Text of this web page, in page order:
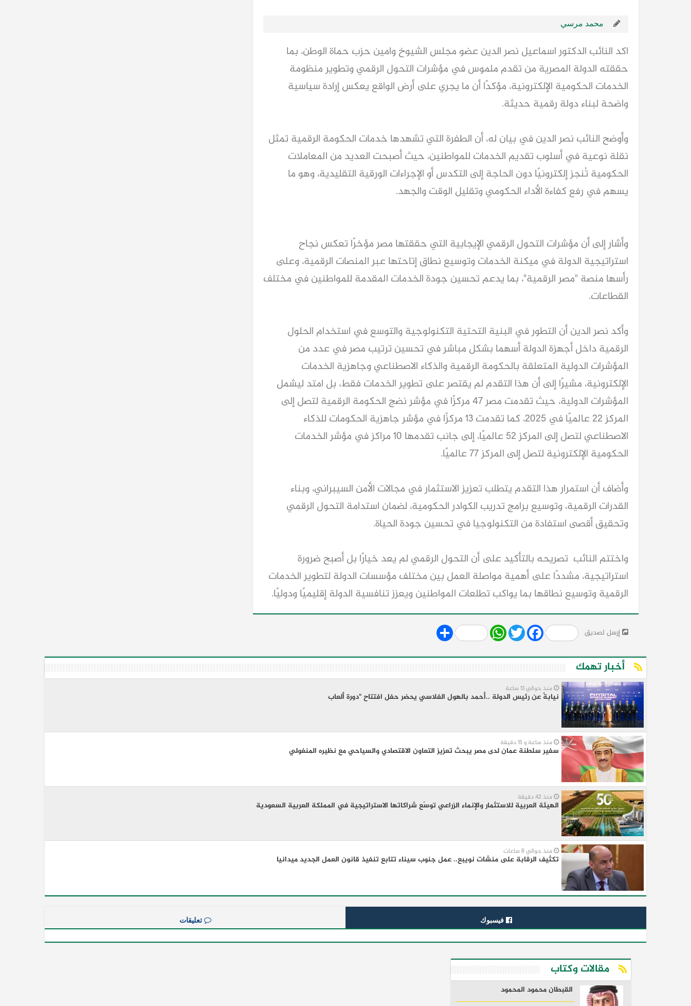
محمد مرسي
اكد النائب الدكتور اسماعيل نصر الدين عضو مجلس الشيوخ وامين حزب حماة الوطن، بما
حققته الدولة المصرية من تقدم ملموس في مؤشرات التحول الرقمي وتطوير منظومة
الخدمات الحكومية الإلكترونية، مؤكدًا أن ما يجري على أرض الواقع يعكس إرادة سياسية
واضحة لبناء دولة رقمية حديثة.
وأوضح النائب نصر الدين في بيان له، أن الطفرة التي تشهدها خدمات الحكومة الرقمية تمثل
نقلة نوعية في أسلوب تقديم الخدمات للمواطنين، حيث أصبحت العديد من المعاملات
الحكومية تُنجز إلكترونيًا دون الحاجة إلى التكدس أو الإجراءات الورقية التقليدية، وهو ما
يسهم في رفع كفاءة الأداء الحكومي وتقليل الوقت والجهد.
وأشار إلى أن مؤشرات التحول الرقمي الإيجابية التي حققتها مصر مؤخرًا تعكس نجاح
استراتيجية الدولة في ميكنة الخدمات وتوسيع نطاق إتاحتها عبر المنصات الرقمية، وعلى
رأسها منصة "مصر الرقمية"، بما يدعم تحسين جودة الخدمات المقدمة للمواطنين في مختلف
القطاعات.
وأكد نصر الدين أن التطور في البنية التحتية التكنولوجية والتوسع في استخدام الحلول
الرقمية داخل أجهزة الدولة أسهما بشكل مباشر في تحسين ترتيب مصر في عدد من
المؤشرات الدولية المتعلقة بالحكومة الرقمية والذكاء الاصطناعي وجاهزية الخدمات
الإلكترونية، مشيرًا إلى أن هذا التقدم لم يقتصر على تطوير الخدمات فقط، بل امتد ليشمل
المؤشرات الدولية، حيث تقدمت مصر 47 مركزًا في مؤشر نضج الحكومة الرقمية لتصل إلى
المركز 22 عالميًا في 2025، كما تقدمت 13 مركزًا في مؤشر جاهزية الحكومات للذكاء
الاصطناعي لتصل إلى المركز 52 عالميًا، إلى جانب تقدمها 10 مراكز في مؤشر الخدمات
الحكومية الإلكترونية لتصل إلى المركز 77 عالميًا.
وأضاف أن استمرار هذا التقدم يتطلب تعزيز الاستثمار في مجالات الأمن السيبراني، وبناء
القدرات الرقمية، وتوسيع برامج تدريب الكوادر الحكومية، لضمان استدامة التحول الرقمي
وتحقيق أقصى استفادة من التكنولوجيا في تحسين جودة الحياة.
واختتم النائب تصريحه بالتأكيد على أن التحول الرقمي لم يعد خيارًا بل أصبح ضرورة
استراتيجية، مشددًا على أهمية مواصلة العمل بين مختلف مؤسسات الدولة لتطوير الخدمات
الرقمية وتوسيع نطاقها بما يواكب تطلعات المواطنين ويعزز تنافسية الدولة إقليميًا ودوليًا.
إرسل لصديق Share WhatsApp
Twitter Facebook
أخبار تهمك
منذ حوالي 13 ساعة
نيابةً عن رئيس الدولة ..أحمد بالهول الفلاسي يحضر حفل افتتاح "دورة ألعاب
منذ ساعة و 15 دقيقة
سفير سلطنة عمان لدى مصر يبحث تعزيز التعاون الاقتصادي والسياحي مع نظيره المنغولي ​
منذ 42 دقيقة
الهيئة العربية للاستثمار والإنماء الزراعي توسّع شراكاتها الاستراتيجية في المملكة العربية السعودية
منذ حوالي 8 ساعات
تكثيف الرقابة على منشات نويبع.. عمل جنوب سيناء تتابع تنفيذ قانون العمل الجديد ميدانيا
فيسبوك تعليقات
مقالات وكتاب
القبطان محمود المحمود